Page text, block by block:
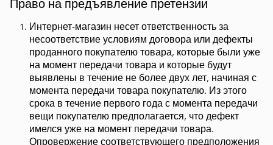
Право на предъявление претензии
Интернет-магазин несет ответственность за
несоответствие условиям договора или дефекты
проданного покупателю товара, которые были уже
на момент передачи товара и которые будут
выявлены в течение не более двух лет, начиная с
момента передачи товара покупателю. Из этого
срока в течение первого года с момента передачи
вещи покупателю предполагается, что дефект
имелся уже на момент передачи товара.
Опровержение соответствующего предположения